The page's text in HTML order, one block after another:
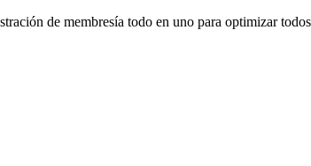
de membresía todo en uno para optimizar